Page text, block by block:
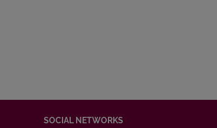
SOCIAL NETWORKS